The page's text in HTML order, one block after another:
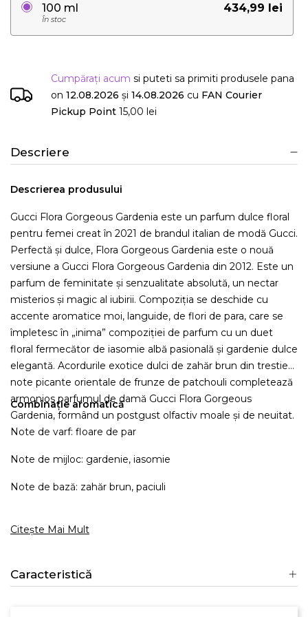
434,99 lei
100 ml
În stoc
Cumpărați acum si puteti sa primiti produsele pana
on 12.08.2026 și 14.08.2026 cu FAN Courier
Pickup Point 15,00 lei
Descriere
Descrierea produsului
Gucci Flora Gorgeous Gardenia este un parfum dulce floral
pentru femei creat în 2021 de brandul italian de modă Gucci.
Perfectă și dulce, Flora Gorgeous Gardenia este o nouă
versiune a Gucci Flora Gorgeous Gardenia din 2012. Este un
parfum de feminitate și senzualitate absolută, un nectar
misterios și magic al iubirii. Compoziția se deschide cu
accente aromatice moi, languide, de flori de para, care se
împletesc în „inima” compoziției de parfum cu un duet
floral fermecător de iasomie albă pasională și gardenie dulce
elegantă. Acordurile exotice dulci de zahăr brun din trestie și
note picante orientale de frunze de patchouli completează
armonios parfumul de damă Gucci Flora Gorgeous
Gardenia, formând un postgust olfactiv moale și de neuitat.
Combinație aromatică
Note de varf: floare de par
Note de mijloc: gardenie, iasomie
Note de bază: zahăr brun, paciuli
Citește Mai Mult
Caracteristică